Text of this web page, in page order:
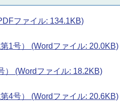
ファイル: 134.1KB)
1号） (Wordファイル: 20.0KB)
） (Wordファイル: 18.2KB)
4号） (Wordファイル: 20.6KB)